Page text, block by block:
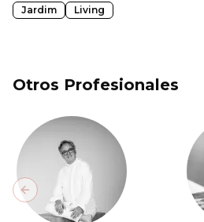
Jardim Living
Otros Profesionales
Previous slide